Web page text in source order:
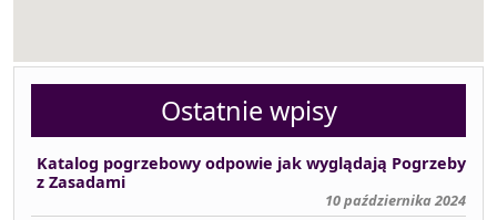
Ostatnie wpisy
Katalog pogrzebowy odpowie jak wyglądają Pogrzeby
z Zasadami
10 października 2024